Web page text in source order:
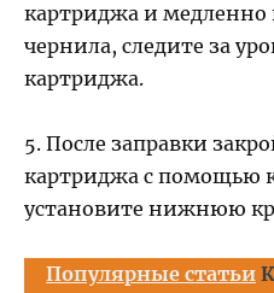
картриджа и медленно
чернила, следите за
картриджа.
5. После заправки
картриджа с помощью
установите нижнюю
Популярные статьи